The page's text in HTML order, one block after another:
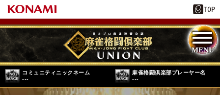
コミュニティニックネーム
---
麻雀格闘倶楽部プレーヤー名
---